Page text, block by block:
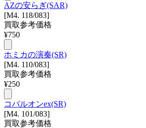
AZの安らぎ(SAR)
[M4. 118/083]
買取参考価格
¥750
ホミカの演奏(SR)
[M4. 110/083]
買取参考価格
¥250
コバルオンex(SR)
[M4. 101/083]
買取参考価格